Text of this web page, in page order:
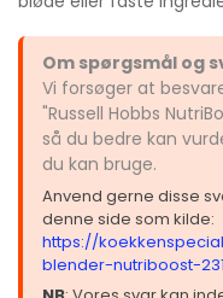
Om spørgsmål og
Vi forsøger at
"Russell Hobbs
så du bedre kan
du kan bruge.
Anvend gerne disse
denne side som kilde:
https://
blender-nutriboost-